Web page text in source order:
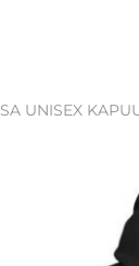
SA UNISEX